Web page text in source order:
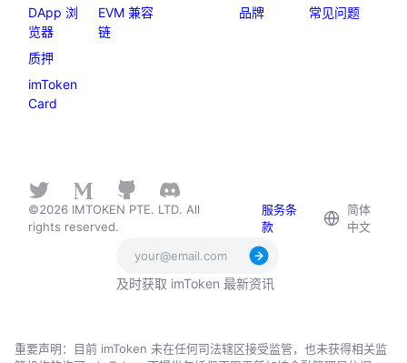
DApp 浏
览器
质押
imToken
Card
EVM 兼容
链
品牌
常见问题
©2026 IMTOKEN PTE. LTD. All
rights reserved.
服务条
款
简体
中文
及时获取 imToken 最新资讯
重要声明：目前 imToken 未在任何司法辖区接受监管，也未获得相关监